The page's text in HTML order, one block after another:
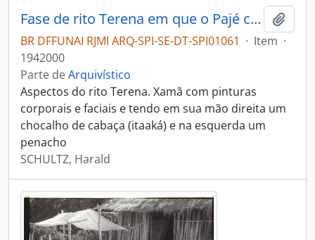
Fase de rito Terena em que o Pajé canta e invoca os espíritos
BR DFFUNAI RJMI ARQ-SPI-SE-DT-SPI01061 · Item ·
1942000
Parte deArquivístico
Aspectos do rito Terena. Xamã com pinturas
corporais e faciais e tendo em sua mão direita um
chocalho de cabaça (itaaká) e na esquerda um
penacho
SCHULTZ, Harald